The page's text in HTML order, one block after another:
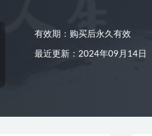
有效期：购买后永久有效
最近更新：2024年09月14日